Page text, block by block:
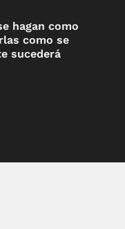
hagan como
como se
sucederá